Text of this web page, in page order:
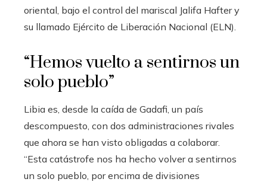
oriental, bajo el control del mariscal Jalifa Hafter y
su llamado Ejército de Liberación Nacional (ELN).
“Hemos vuelto a sentirnos un
solo pueblo”
Libia es, desde la caída de Gadafi, un país
descompuesto, con dos administraciones rivales
que ahora se han visto obligadas a colaborar.
“Esta catástrofe nos ha hecho volver a sentirnos
un solo pueblo, por encima de divisiones